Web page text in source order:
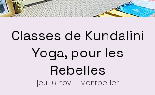
Classes de Kundalini
Yoga, pour les
Rebelles
jeu. 16 nov.
  |
Montpellier